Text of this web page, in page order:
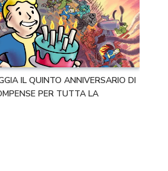
IL QUINTO ANNIVERSARIO DI
PER TUTTA LA